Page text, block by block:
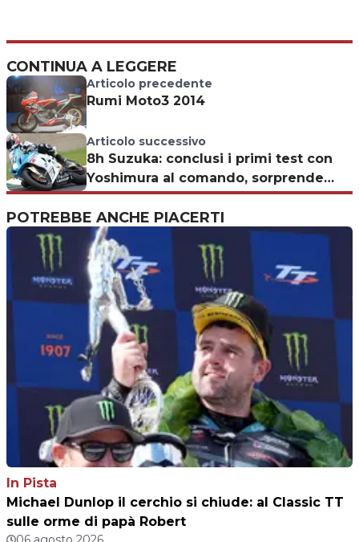
CONTINUA A LEGGERE
Articolo precedente
Rumi Moto3 2014
Articolo successivo
8h Suzuka: conclusi i primi test con
Yoshimura al comando, sorprende
Schwantz
POTREBBE ANCHE PIACERTI
In Pista
Michael Dunlop il cerchio si chiude: al Classic TT
sulle orme di papà Robert